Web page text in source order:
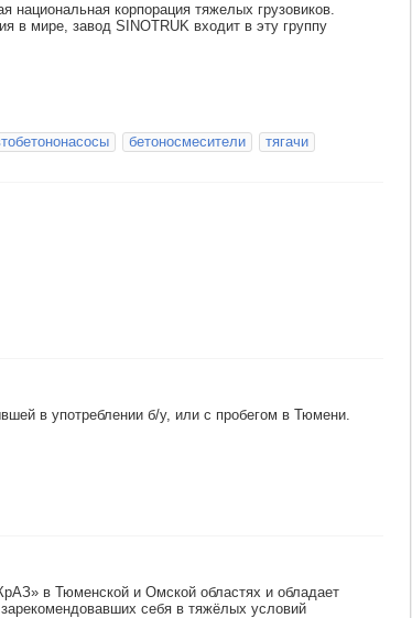
национальная корпорация тяжелых грузовиков.
в мире, завод SINOTRUK входит в эту группу
бетоносмесители
тягачи
в употреблении б/у, или с пробегом в Тюмени.
в Тюменской и Омской областях и обладает
себя в тяжёлых условий